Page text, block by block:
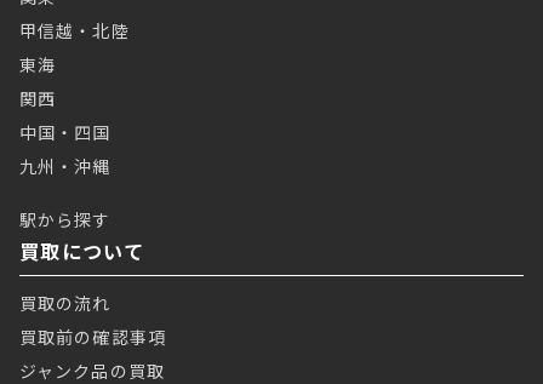
甲信越・北陸
東海
関西
中国・四国
九州・沖縄
駅から探す
買取について
買取の流れ
買取前の確認事項
ジャンク品の買取